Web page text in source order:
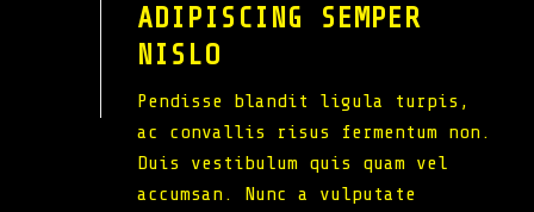
ADIPISCING SEMPER
NISLO
Pendisse blandit ligula turpis,
ac convallis risus fermentum non.
Duis vestibulum quis quam vel
accumsan. Nunc a vulputate